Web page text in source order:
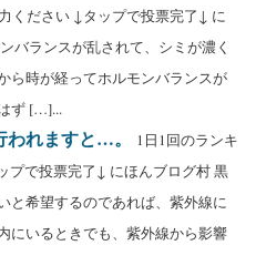
ください ↓タップで投票完了↓ に
バランスが乱されて、シミが濃く
ら時が経ってホルモンバランスが
ず […]...
れますと…。
1日1回のランキ
プで投票完了↓ にほんブログ村 黒
と希望するのであれば、紫外線に
にいるときでも、紫外線から影響